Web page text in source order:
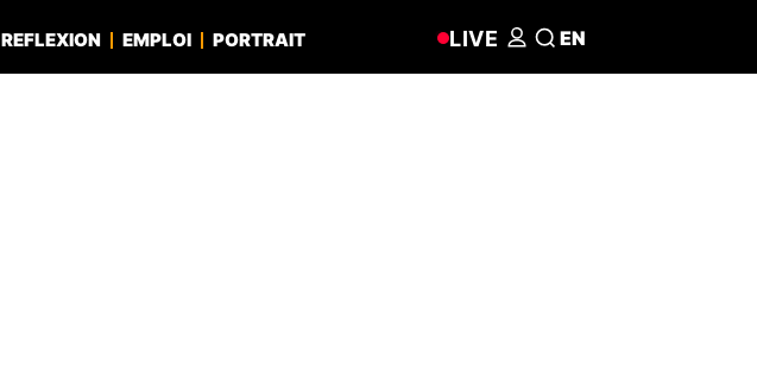
REFLEXION EMPLOI PORTRAIT LIVE EN